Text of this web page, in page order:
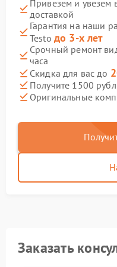
Привезем и увезем
доставкой
Гарантия на наши
Testo до 3-х лет
Срочный ремонт
часа
Скидка для вас до
Получите 1500
Оригинальные
Заказать